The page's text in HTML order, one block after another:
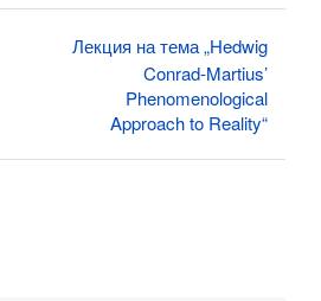
Лекция на тема „Hedwig
Conrad-Martius’
Phenomenological
Approach to Reality“